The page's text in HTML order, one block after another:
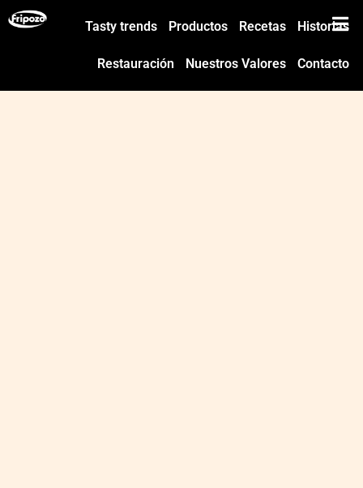
Tasty trends Productos Recetas Historias
Restauración Nuestros Valores Contacto